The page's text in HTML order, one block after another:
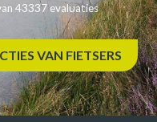
43337 evaluaties
VAN FIETSERS